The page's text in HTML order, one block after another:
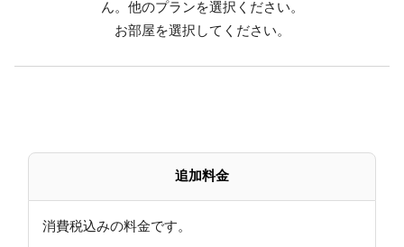
≪ご朝食/洋食≫
フルーツサラダをはじめ、卵料理、焼き立てトース
ト、ヨーグルトなどをご用意。
セルフサービスで自家製ジュースやスタッフ手作り季
ん。他のプランを選択ください。
お部屋を選択してください。
追加料金
消費税込みの料金です。